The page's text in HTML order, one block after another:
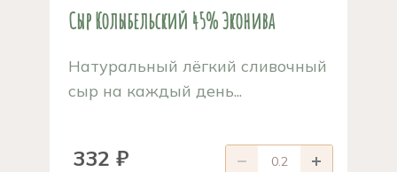
Сыр Колыбельский 45% Эконива
Натуральный лёгкий сливочный
сыр на каждый день...
332 ₽